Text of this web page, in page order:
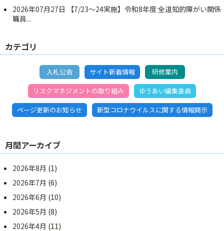
2026年07月27日
【7/23～24実施】令和8年度 全道知的障がい関係
職員...
カテゴリ
入札公告 サイト新着情報
研修案内
リスクマネジメントの取り組み
ゆうあい編集委員
ページ更新のお知らせ
新型コロナウイルスに関する情報開示
月間アーカイブ
2026年8月 (1)
2026年7月 (6)
2026年6月 (10)
2026年5月 (8)
2026年4月 (11)